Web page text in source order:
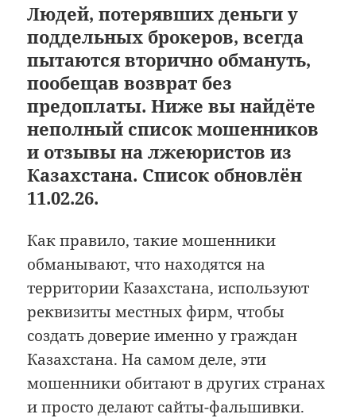
Людей, потерявших деньги у
поддельных брокеров, всегда
пытаются вторично обмануть,
пообещав возврат без
предоплаты. Ниже вы найдёте
неполный список мошенников
и отзывы на лжеюристов из
Казахстана. Список обновлён
11.02.26.
Как правило, такие мошенники
обманывают, что находятся на
территории Казахстана, используют
реквизиты местных фирм, чтобы
создать доверие именно у граждан
Казахстана. На самом деле, эти
мошенники обитают в других странах
и просто делают сайты-фальшивки.